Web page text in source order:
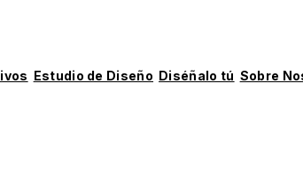
Estudio de Diseño Diséñalo tú Sobre